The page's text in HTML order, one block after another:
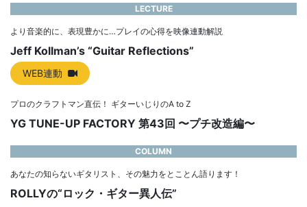
LECTURE
より音楽的に、表現豊かに…プレイの心得を映像連動解説
Jeff Kollman’s “Guitar Reflections”
WEB連動
プロのクラフトマン直伝！ ギターいじりのA to Z
YG TUNE-UP FACTORY 第43回 〜プチ改造編〜
COLUMN
あなたの知らないギタリスト、その魅力をとことん語ります！
ROLLYの“ロック・ギター異人伝”